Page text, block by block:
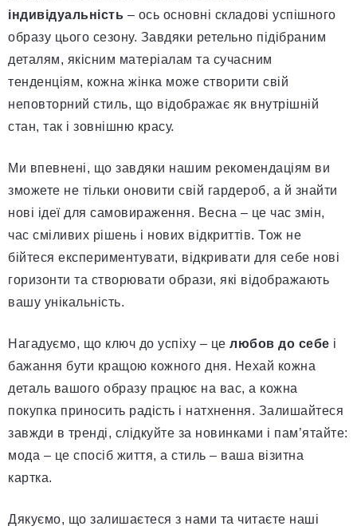
індивідуальність – ось основні складові успішного
образу цього сезону. Завдяки ретельно підібраним
деталям, якісним матеріалам та сучасним
тенденціям, кожна жінка може створити свій
неповторний стиль, що відображає як внутрішній
стан, так і зовнішню красу.
Ми впевнені, що завдяки нашим рекомендаціям ви
зможете не тільки оновити свій гардероб, а й знайти
нові ідеї для самовираження. Весна – це час змін,
час сміливих рішень і нових відкриттів. Тож не
бійтеся експериментувати, відкривати для себе нові
горизонти та створювати образи, які відображають
вашу унікальність.
Нагадуємо, що ключ до успіху – це любов до себе і
бажання бути кращою кожного дня. Нехай кожна
деталь вашого образу працює на вас, а кожна
покупка приносить радість і натхнення. Залишайтеся
завжди в тренді, слідкуйте за новинками і пам’ятайте:
мода – це спосіб життя, а стиль – ваша візитна
картка.
Дякуємо, що залишаєтеся з нами та читаєте наші